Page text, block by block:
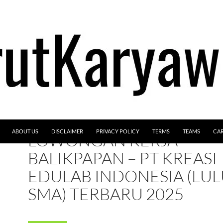
ABOUT US DISCLAIMER PRIVACY POLICY TERMS TEAMS
LOWONGAN KERJA
BALIKPAPAN – PT KREASI
EDULAB INDONESIA
SMA) TERBARU 2025